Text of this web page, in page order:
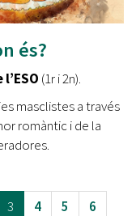
és?
(1r i 2n).
masclistes a través
romàntic i de la
3 4 5
6